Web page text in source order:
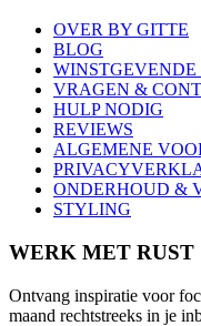
OVER BY GITTE
BLOG
VRAGEN &
HULP NODIG
REVIEWS
ALGEMENE
ONDERHOUD &
STYLING
WERK MET
Ontvang inspiratie voor
maand rechtstreeks in je